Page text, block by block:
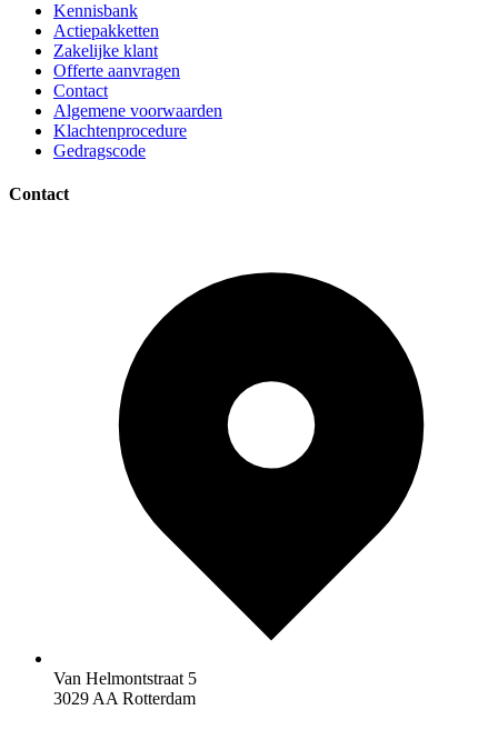
Kennisbank
Actiepakketten
Zakelijke klant
Offerte aanvragen
Contact
Algemene voorwaarden
Klachtenprocedure
Gedragscode
Contact
Van Helmontstraat 5
3029 AA Rotterdam